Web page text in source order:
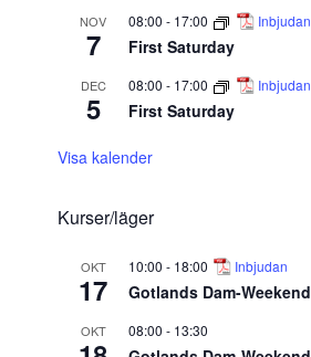
NOV
7
08:00 - 17:00 Inbjudan
First Saturday
DEC
5
08:00 - 17:00 Inbjudan
First Saturday
Visa kalender
Kurser/läger
OKT
17
10:00 - 18:00 Inbjudan
Gotlands Dam-Weekend
OKT 08:00 - 13:30